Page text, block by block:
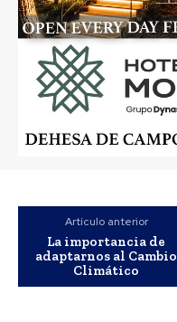
Artículo anterior
La importancia de
adaptarnos al Cambio
Climático